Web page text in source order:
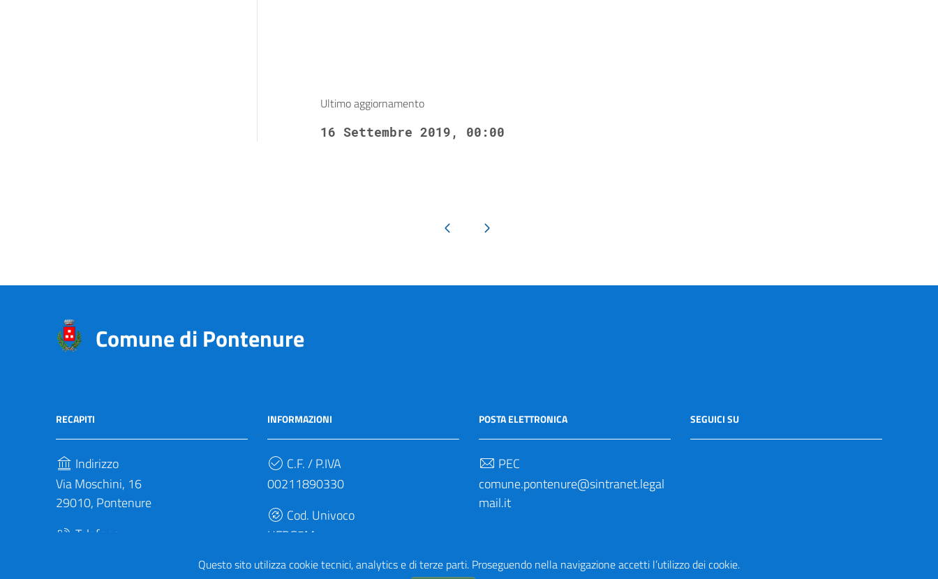
Questo sito utilizza cookie tecnici, analytics e di terze parti. Proseguendo nella navigazione accetti l’utilizzo dei cookie.
Ultimo aggiornamento
16 Settembre 2019, 00:00
Pagina precedentePagina successiva
Comune di Pontenure
RECAPITI
Indirizzo
Via Moschini, 16
29010, Pontenure
Telefono
INFORMAZIONI
C.F. / P.IVA
00211890330
Cod. Univoco
UFBG5M
POSTA ELETTRONICA
PEC
comune.pontenure@sintranet.legal
mail.it
SEGUICI SU